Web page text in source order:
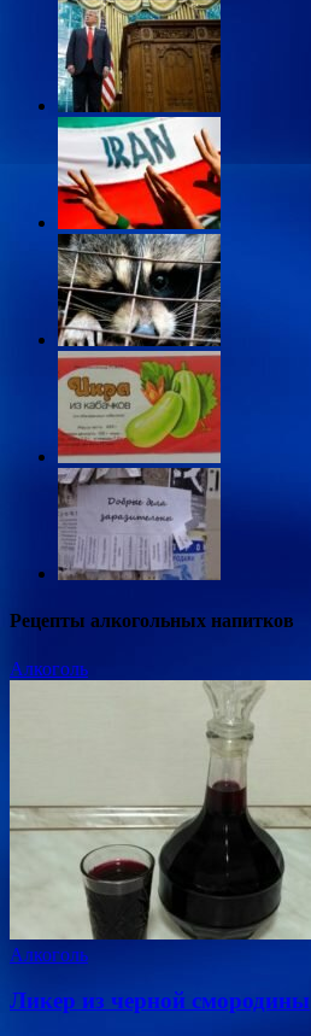
Рецепты алкогольных напитков
Алкоголь
Алкоголь
Ликер из черной смородины